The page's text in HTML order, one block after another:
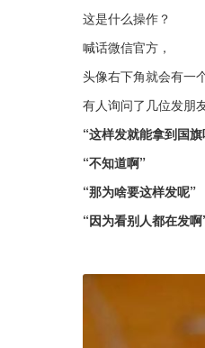
这是什么操作？
喊话微信官方，
头像右下角就会有一
有人询问了几位发朋
“这样发就能拿到国
“不知道啊”
“那为啥要这样发呢”
“因为看别人都在发啊